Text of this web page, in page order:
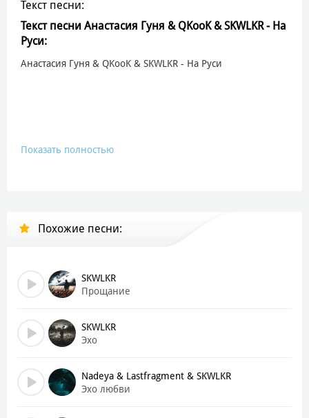
Текст песни:
Текст песни Анастасия Гуня & QKooK & SKWLKR - На
Руси:
Анастасия Гуня & QKooK & SKWLKR - На Руси
Показать полностью
Похожие песни:
SKWLKR
Прощание
SKWLKR
Эхо
Nadeya & Lastfragment & SKWLKR
Эхо любви